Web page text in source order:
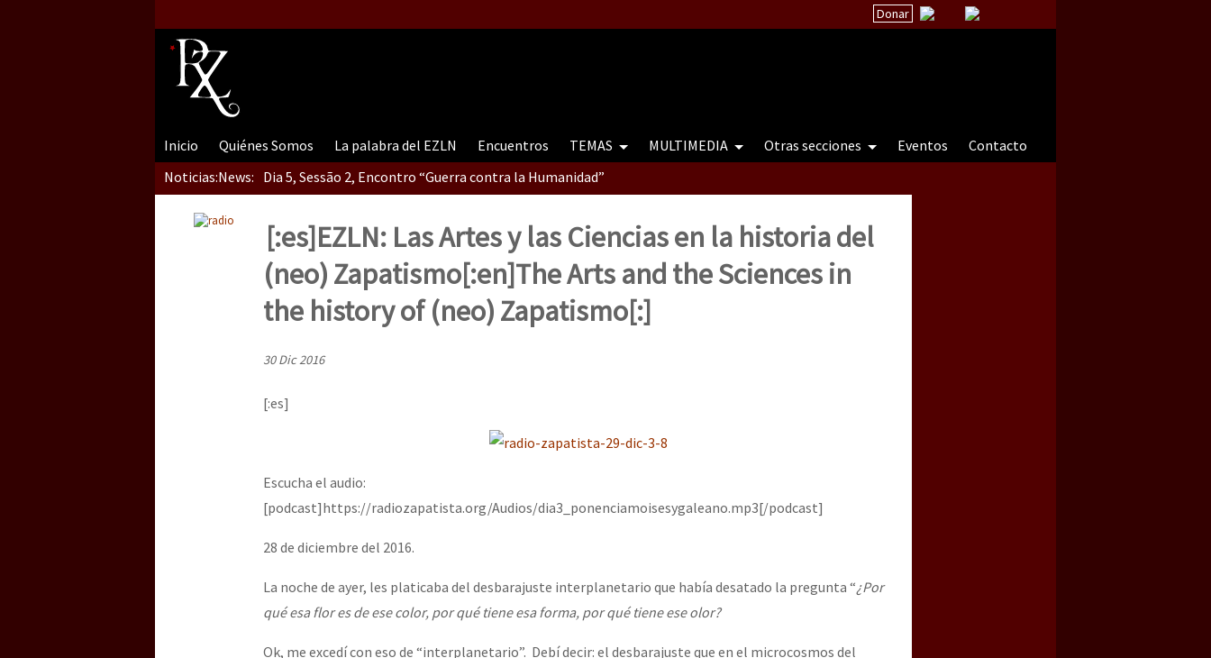
Donar
Inicio Quiénes Somos La palabra del EZLN Encuentros TEMAS MULTIMEDIA Otras secciones Eventos
Contacto
Noticias:News: Dia 5, Sessão 2, Encontro “Guerra contra la Humanidad”
Dia 5, sessão 1, do Encontro “Guerra contra a Humanidade”(As populações e a natureza e a natureza sob cerco)
Dia 4 – Encontro “Guerra contra a Humanidade” (As populações e a natureza sob cerco)
Dia 3 do Encontro “Guerra contra a Humanidade”
Dia 2 do Encontro “Guerra contra a Humanidad”
[:es]EZLN: Las Artes y las Ciencias en la historia del
(neo) Zapatismo[:en]The Arts and the Sciences in
the history of (neo) Zapatismo[:]
30 Dic 2016
[:es]
Escucha el audio:
[podcast]https://radiozapatista.org/Audios/dia3_ponenciamoisesygaleano.mp3[/podcast]
28 de diciembre del 2016.
La noche de ayer, les platicaba del desbarajuste interplanetario que había desatado la pregunta “¿Por
qué esa flor es de ese color, por qué tiene esa forma, por qué tiene ese olor?
Ok, me excedí con eso de “interplanetario”. Debí decir: el desbarajuste que en el microcosmos del